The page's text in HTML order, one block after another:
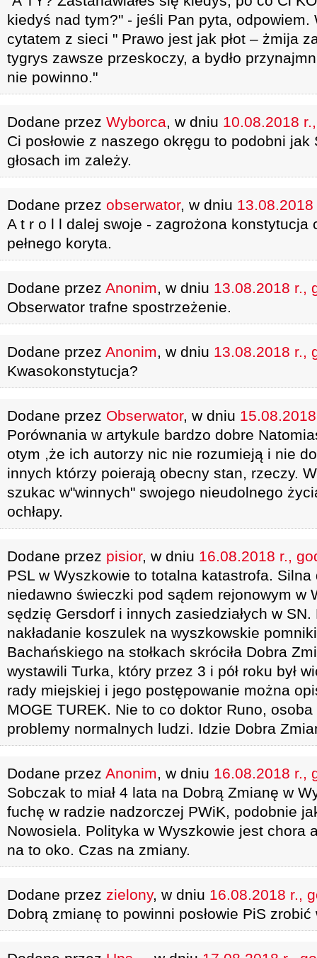
kiedyś nad tym?" - jeśli Pan pyta, odpowiem.
cytatem z sieci " Prawo jest jak płot – żmija
tygrys zawsze przeskoczy, a bydło
nie powinno."
Dodane przez Wyborca, w dniu 10.08.2018
Ci posłowie z naszego okręgu to podobni
głosach im zależy.
Dodane przez obserwator, w dniu
A t r o l l dalej swoje - zagrożona konstytucja
pełnego koryta.
Dodane przez Anonim, w dniu 13.08.2018 r.,
Obserwator trafne spostrzeżenie.
Dodane przez Anonim, w dniu 13.08.2018 r.,
Kwasokonstytucja?
Dodane przez Obserwator, w dniu
Porównania w artykule bardzo dobre
otym ,że ich autorzy nic nie rozumieją i nie
innych którzy poierają obecny stan, rzeczy.
szukac w"winnych" swojego nieudolnego
ochłapy.
Dodane przez pisior, w dniu 16.08.2018 r.,
PSL w Wyszkowie to totalna katastrofa. Silna
niedawno świeczki pod sądem rejonowym w
sędzię Gersdorf i innych zasiedziałych w
nakładanie koszulek na wyszkowskie
Bachańskiego na stołkach skróciła Dobra
wystawili Turka, który przez 3 i pół roku był
rady miejskiej i jego postępowanie można
MOGE TUREK. Nie to co doktor Runo,
problemy normalnych ludzi. Idzie Dobra
Dodane przez Anonim, w dniu 16.08.2018 r.,
Sobczak to miał 4 lata na Dobrą Zmianę w
fuchę w radzie nadzorczej PWiK, podobnie
Nowosiela. Polityka w Wyszkowie jest chora
na to oko. Czas na zmiany.
Dodane przez zielony, w dniu 16.08.2018 r.,
Dobrą zmianę to powinni posłowie PiS